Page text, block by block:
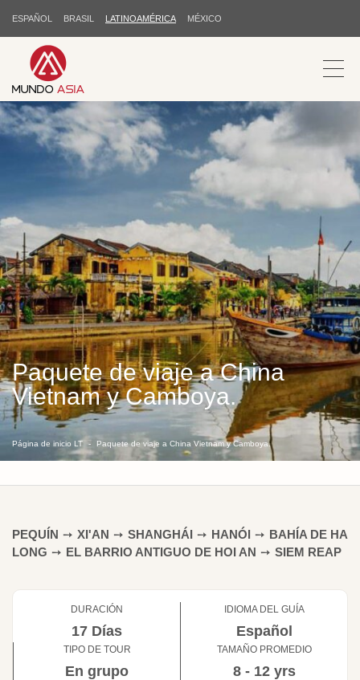
ESPAÑOL BRASIL LATINOAMÉRICA MÉXICO
Paquete de viaje a China
Vietnam y Camboya.
Página de inicio LT Paquete de viaje a China Vietnam y Camboya.
PEQUÍN ➙ XI'AN ➙ SHANGHÁI ➙ HANÓI ➙ BAHÍA DE HA
LONG ➙ EL BARRIO ANTIGUO DE HOI AN ➙ SIEM REAP
DURACIÓN
17 Días
IDIOMA DEL GUÍA
Español
TIPO DE TOUR
En grupo
TAMAÑO PROMEDIO
8 - 12 yrs